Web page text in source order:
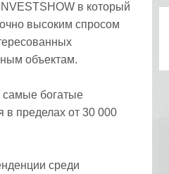
в который
высоким спросом
объектам.
самые богатые
пределах от 30 000
среди